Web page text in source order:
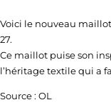
Voici le nouveau
27.
Ce maillot puise son
l’héritage textile qui a
Source : OL